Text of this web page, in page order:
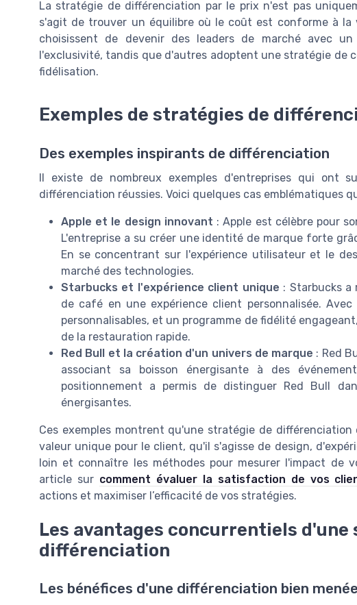
La stratégie de différenciation par le prix n'est pas
s'agit de trouver un équilibre où le coût est conforme à la
choisissent de devenir des leaders de marché avec
l'exclusivité, tandis que d'autres adoptent une stratégie de
fidélisation.
Exemples de stratégies de
Des exemples inspirants de différenciation
Il existe de nombreux exemples d'entreprises qui ont
différenciation réussies. Voici quelques cas emblématiques
Apple et le design innovant : Apple est célèbre pour
L'entreprise a su créer une identité de marque forte
En se concentrant sur l'expérience utilisateur et le
marché des technologies.
Starbucks et l'expérience client unique : Starbucks a
de café en une expérience client personnalisée.
personnalisables, et un programme de fidélité
de la restauration rapide.
Red Bull et la création d'un univers de marque : Red
associant sa boisson énergisante à des
positionnement a permis de distinguer Red Bull
énergisantes.
Ces exemples montrent qu'une stratégie de
valeur unique pour le client, qu'il s'agisse de design,
loin et connaître les méthodes pour mesurer l'impact de
article sur comment évaluer la satisfaction de vos
actions et maximiser l’efficacité de vos stratégies.
Les avantages concurrentiels d'une
différenciation
Les bénéfices d'une différenciation bien menée